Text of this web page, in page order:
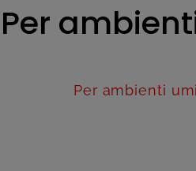
Per
Per ambienti